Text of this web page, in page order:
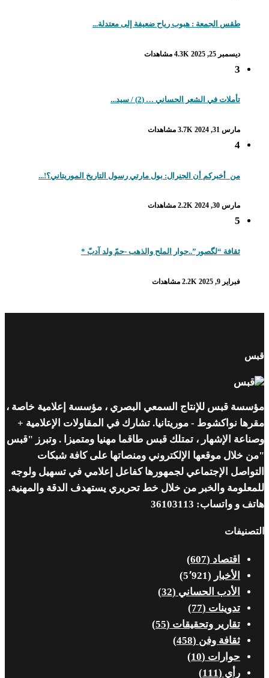
طقس الجمعة : هبوب رياح ضعيفة إلى معتدلة...
ديسمبر 25, 2025 4.3K مشاهدات
3
تأملات في الشعر الحساني … (2) / سيد...
مارس 31, 2024 3.7K مشاهدات
4
من_أخبركم أن الجنرال: بول مارتي رسول التاريخ الموريتاني؟!...
مارس 30, 2024 2.2K مشاهدات
5
ثقافة “لگصور”..حوار الملح والذهب -حمّ ولد آدبّ *
فبراير 9, 2025 2.2K مشاهدات
قبس للإنتاج السمعي البصري ، مؤسسة إعلامية خاصة ،
نواكشوط - موريتانيا. تشارك في المقاولات الإعلامية +
الإشهار ، تمتلك قبس طاقما مهنيا ومتميزا . وتبرز "قبس
خلال موقعها الإلكتروني ومنصاتها على كافة شبكات
الإجتماعي لجمهورها كفاعل إعلامي في تسهيل ولوجه
والخبر من خلال خط تحريري يستهدف الدقة والمهنية.
و واتساب: 36103113
اقتصاد(607)
الأخبار(5٬921)
الأدب الحساني(32)
تدوينات(77)
تقارير وتحقيقات(55)
ثقافة وفن(458)
حوارات (10)
رأي